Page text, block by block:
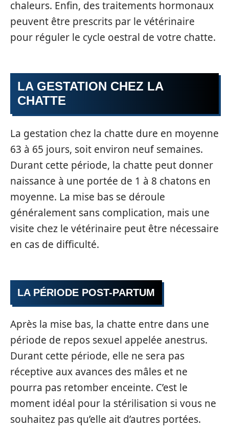
chaleurs. Enfin, des traitements hormonaux
peuvent être prescrits par le vétérinaire
pour réguler le cycle oestral de votre chatte.
LA GESTATION CHEZ LA
CHATTE
La gestation chez la chatte dure en moyenne
63 à 65 jours, soit environ neuf semaines.
Durant cette période, la chatte peut donner
naissance à une portée de 1 à 8 chatons en
moyenne. La mise bas se déroule
généralement sans complication, mais une
visite chez le vétérinaire peut être nécessaire
en cas de difficulté.
LA PÉRIODE POST-PARTUM
Après la mise bas, la chatte entre dans une
période de repos sexuel appelée anestrus.
Durant cette période, elle ne sera pas
réceptive aux avances des mâles et ne
pourra pas retomber enceinte. C’est le
moment idéal pour la stérilisation si vous ne
souhaitez pas qu’elle ait d’autres portées.